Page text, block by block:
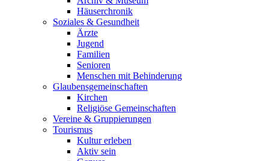
Häuserchronik
Soziales & Gesundheit
Ärzte
Jugend
Familien
Senioren
Menschen mit Behinderung
Glaubensgemeinschaften
Kirchen
Religiöse Gemeinschaften
Vereine & Gruppierungen
Tourismus
Kultur erleben
Aktiv sein